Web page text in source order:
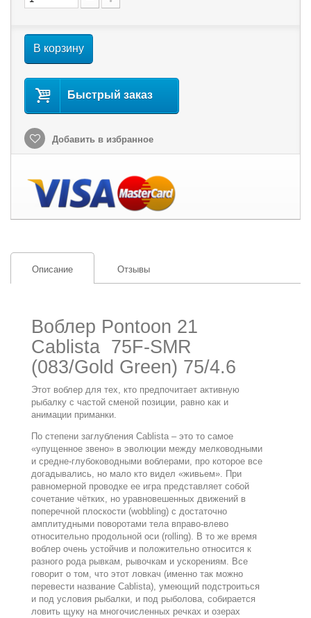
В корзину
Быстрый заказ
Добавить в избранное
Описание Отзывы
Воблер Pontoon 21
Cablista 75F-SMR
(083/Gold Green) 75/4.6
Этот воблер для тех, кто предпочитает активную
рыбалку с частой сменой позиции, равно как и
анимации приманки.
По степени заглубления Cablista – это то самое
«упущенное звено» в эволюции между мелководными
и средне-глубоководными воблерами, про которое все
догадывались, но мало кто видел «живьем». При
равномерной проводке ее игра представляет собой
сочетание чётких, но уравновешенных движений в
поперечной плоскости (wobbling) с достаточно
амплитудными поворотами тела вправо-влево
относительно продольной оси (rolling). В то же время
воблер очень устойчив и положительно относится к
разного рода рывкам, рывочкам и ускорениям. Все
говорит о том, что этот ловкач (именно так можно
перевести название Cablista), умеющий подстроиться
и под условия рыбалки, и под рыболова, собирается
ловить щуку на многочисленных речках и озерах